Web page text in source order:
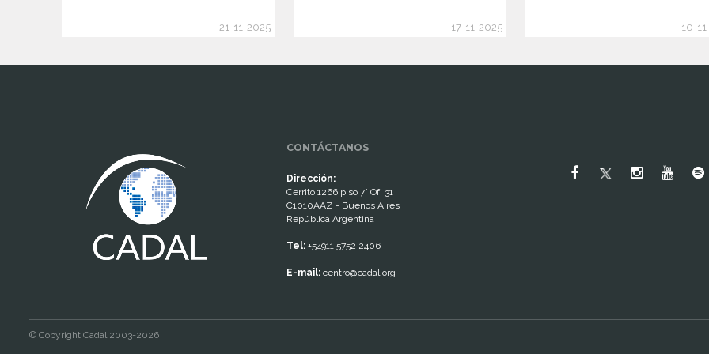
21-11-2025 17-11-2025 10-
CONTÁCTANOS
Dirección:
Cerrito 1266 piso 7° Of. 31
C1010AAZ - Buenos Aires
República Argentina
Tel: +54911 5752 2406
E-mail: centro@cadal.org
© Copyright Cadal 2003-2026